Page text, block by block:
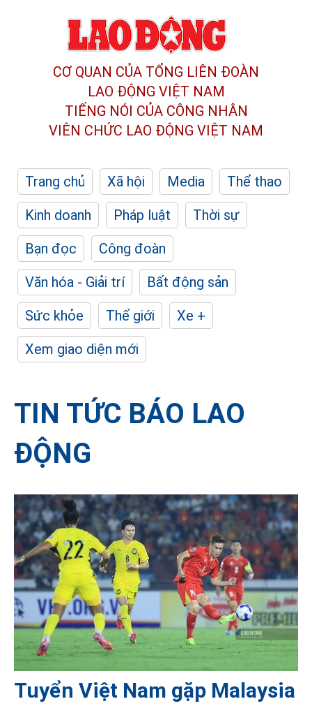
CƠ QUAN CỦA TỔNG LIÊN ĐOÀN
LAO ĐỘNG VIỆT NAM
TIẾNG NÓI CỦA CÔNG NHÂN
VIÊN CHỨC LAO ĐỘNG VIỆT NAM
Trang chủ Xã hội Media
Thể thao
Kinh doanh
Pháp luật
Thời sự
Bạn đọc
Công đoàn
Văn hóa - Giải trí
Bất động sản
Sức khỏe
Thế giới
Xe +
Xem giao diện mới
TIN TỨC BÁO LAO
ĐỘNG
Tuyển Việt Nam gặp Malaysia